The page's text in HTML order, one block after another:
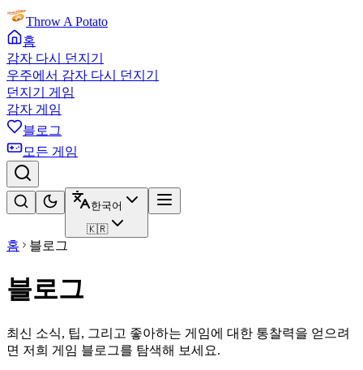
Throw A Potato
홈
감자 다시 던지기
우주에서 감자 다시 던지기
던지기 게임
감자 게임
블로그
모든 게임
한국어
🇰🇷
홈 블로그
블로그
최신 소식, 팁, 그리고 좋아하는 게임에 대한 통찰력을 얻으려
면 저희 게임 블로그를 탐색해 보세요.